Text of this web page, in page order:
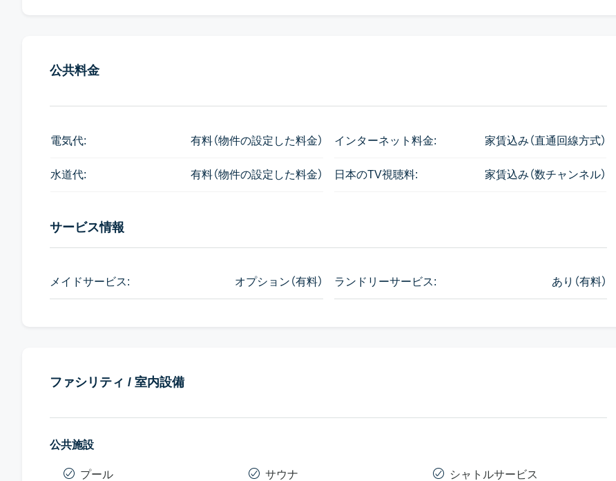
別途有料でメイドサービスを付けられます。
・4500バーツ/月 週3回（週1回のシーツ交換）
【2Bedタイプの間取りについて】
バルコニーはないお部屋がほとんどで、92㎡の一部のお部屋のみ、主寝室にバルコニーが付きます。
公共料金
電気代: 有料（物件の設定した料金）
水道代: 有料（物件の設定した料金）
インターネット料金: 家賃込み（直通回線方式）
日本のTV視聴料: 家賃込み（数チャンネル）
サービス情報
メイドサービス: オプション（有料） ランドリーサービス: あり（有料）
ファシリティ / 室内設備
公共施設
プール サウナ シャトルサービス